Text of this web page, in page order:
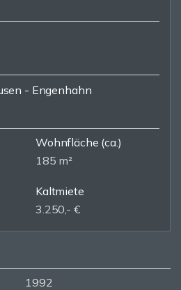
- Engenhahn
Wohnfläche (ca.)
185 m²
Kaltmiete
3.250,- €
1992